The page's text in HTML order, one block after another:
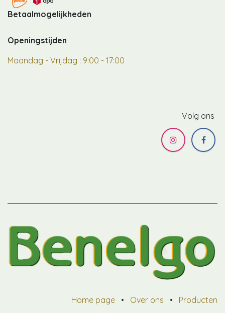
Betaalmogelijkheden
Openingstijden
Maandag - Vrijdag : 9:00 - 17:00
Volg ons
Home page • Over ons • Producten